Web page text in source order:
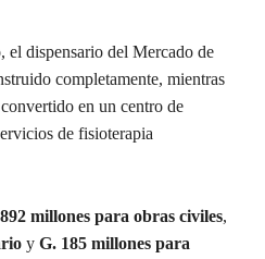
el dispensario del Mercado de
completamente, mientras
en un centro de
de fisioterapia
millones para obras civiles,
y G. 185 millones para